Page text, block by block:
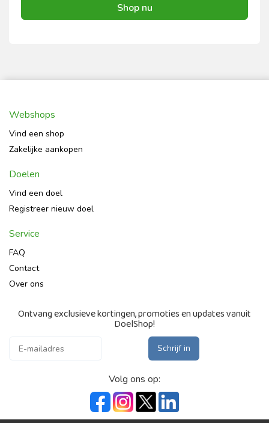
Shop nu
Webshops
Vind een shop
Zakelijke aankopen
Doelen
Vind een doel
Registreer nieuw doel
Service
FAQ
Contact
Over ons
Ontvang exclusieve kortingen, promoties en updates vanuit
DoelShop!
Schrijf in
Volg ons op: